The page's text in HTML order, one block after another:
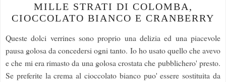
MILLE STRATI DI COLOMBA,
CIOCCOLATO BIANCO E CRANBERRY
Queste dolci verrines sono proprio una delizia ed una piacevole
pausa golosa da concedersi ogni tanto. Io ho usato quello che avevo
e che mi era rimasto da una golosa crostata che pubblichero' presto.
Se preferite la crema al cioccolato bianco puo' essere sostituita da